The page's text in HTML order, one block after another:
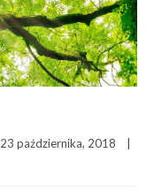
23 października, 2018